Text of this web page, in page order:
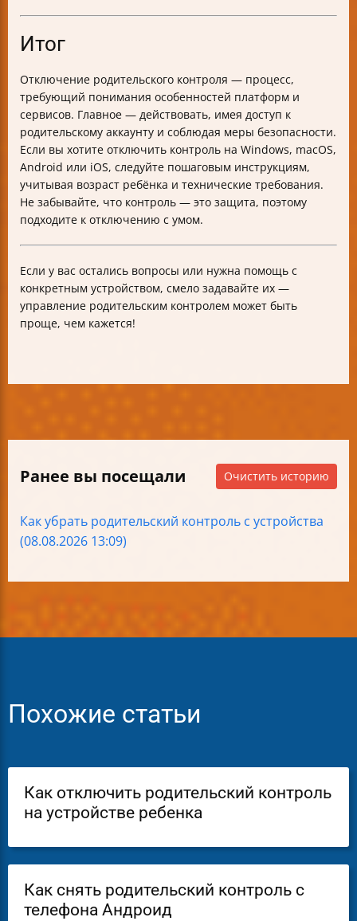
Итог
Отключение родительского контроля — процесс,
требующий понимания особенностей платформ и
сервисов. Главное — действовать, имея доступ к
родительскому аккаунту и соблюдая меры безопасности.
Если вы хотите отключить контроль на Windows, macOS,
Android или iOS, следуйте пошаговым инструкциям,
учитывая возраст ребёнка и технические требования.
Не забывайте, что контроль — это защита, поэтому
подходите к отключению с умом.
Если у вас остались вопросы или нужна помощь с
конкретным устройством, смело задавайте их —
управление родительским контролем может быть
проще, чем кажется!
Ранее вы посещали Очистить историю
Как убрать родительский контроль с устройства
(08.08.2026 13:09)
Похожие статьи
Как отключить родительский контроль
на устройстве ребенка
Как снять родительский контроль с
телефона Андроид